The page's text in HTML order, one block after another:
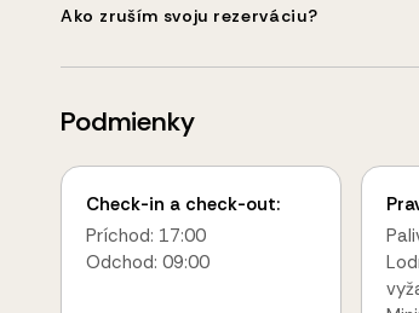
Ako zruším svoju rezerváciu?
Podmienky
Check-in a check-out:
Príchod: 17:00
Odchod: 09:00